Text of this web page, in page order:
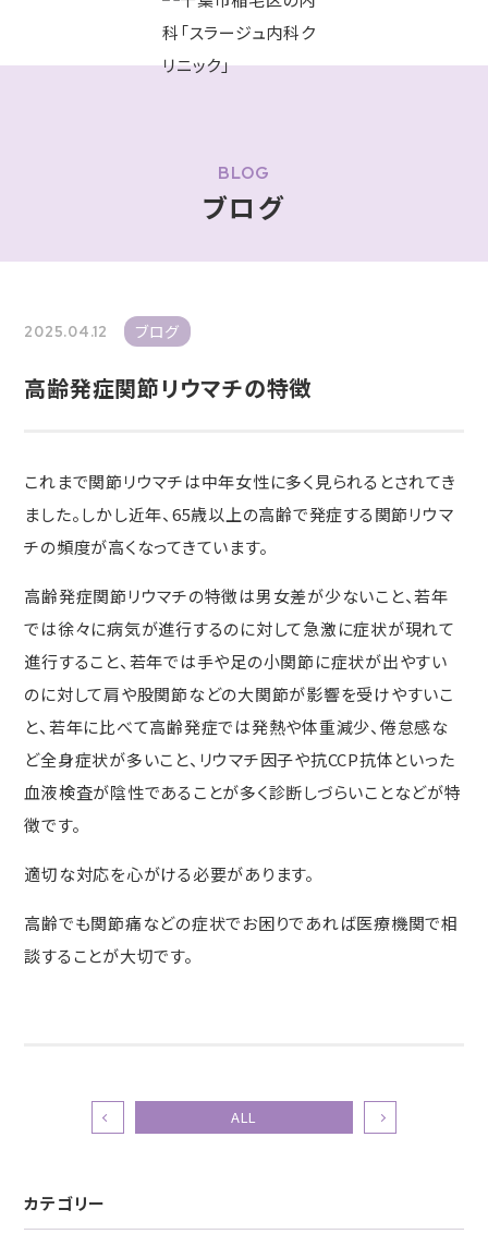
BLOG
ブログ
カテゴリー
2025.04.12 ブログ
高齢発症関節リウマチの特徴
これまで関節リウマチは中年女性に多く見られるとされてき
ました。しかし近年、65歳以上の高齢で発症する関節リウマ
チの頻度が高くなってきています。
高齢発症関節リウマチの特徴は男女差が少ないこと、若年
では徐々に病気が進行するのに対して急激に症状が現れて
進行すること、若年では手や足の小関節に症状が出やすい
のに対して肩や股関節などの大関節が影響を受けやすいこ
と、若年に比べて高齢発症では発熱や体重減少、倦怠感な
ど全身症状が多いこと、リウマチ因子や抗CCP抗体といった
血液検査が陰性であることが多く診断しづらいことなどが特
徴です。
適切な対応を心がける必要があります。
高齢でも関節痛などの症状でお困りであれば医療機関で相
談することが大切です。
ALL